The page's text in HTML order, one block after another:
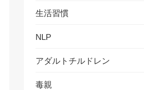
生活習慣
NLP
アダルトチルドレン
毒親